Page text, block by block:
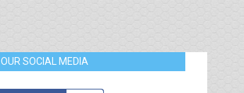
OUR SOCIAL MEDIA